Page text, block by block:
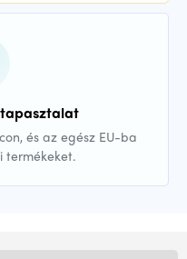
és az egész EU-ba
termékeket.